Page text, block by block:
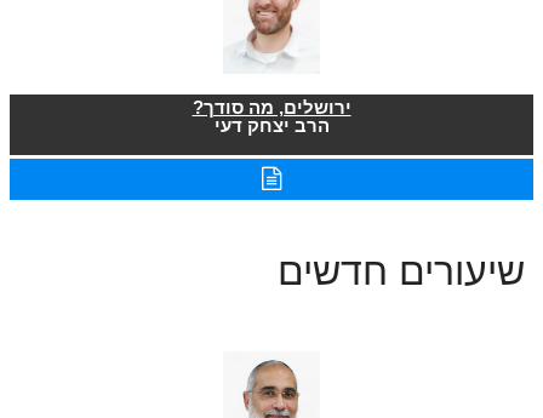
ירושלים, מה סודך?
הרב יצחק דעי
שיעורים חדשים